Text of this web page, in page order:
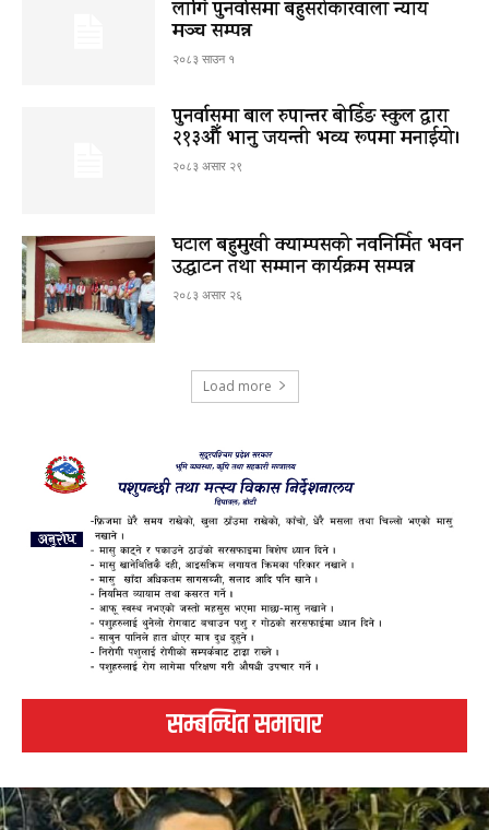
लागि पुनर्वासमा बहुसरोकारवाला न्याय
मञ्च सम्पन्न
२०८३ साउन १
पुनर्वासमा बाल रुपान्तर बोर्डिङ स्कुल द्धारा
२१३औँ भानु जयन्ती भव्य रूपमा मनाईयो।
२०८३ असार २९
घटाल बहुमुखी क्याम्पसको नवनिर्मित भवन
उद्घाटन तथा सम्मान कार्यक्रम सम्पन्न
२०८३ असार २६
Load more
सम्बन्धित समाचार